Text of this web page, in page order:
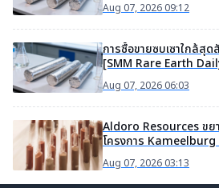
Aug 07, 2026 09:12
การซื้อขายซบเซาใกล้สุ
[SMM Rare Earth
Aug 07, 2026 06:03
Aldoro Resources ขย
โครงการ Kameelburg
Aug 07, 2026 03:13